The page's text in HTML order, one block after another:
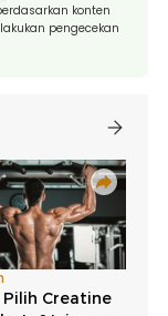
konten
pengecekan